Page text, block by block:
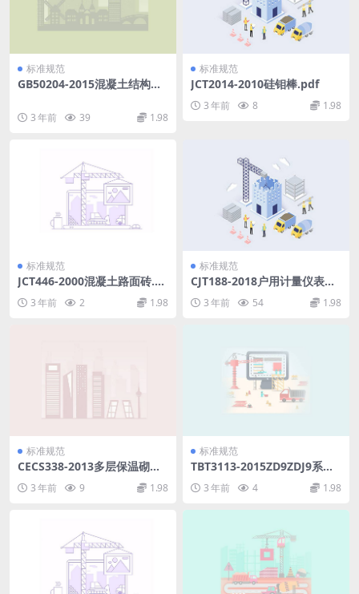
标准规范
GB50204-2015混凝土结构工
明).pdf
3 年前 39 1.98
标准规范
JCT2014-2010硅钼棒.pdf
3 年前 8 1.98
标准规范
JCT446-2000混凝土路面砖.p
3 年前 2 1.98
标准规范
CJT188-2018户用计量仪表数
3 年前 54 1.98
标准规范
CECS338-2013多层保温砌模
df 3 年前 9 1.98
标准规范
TBT3113-2015ZD9ZDJ9系列
3 年前 4 1.98